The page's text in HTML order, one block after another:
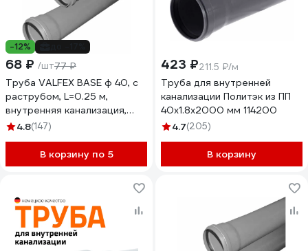
-12%
68 ₽ /шт77 ₽
Труба VALFEX BASE ф 40, с
раструбом, L=0.25 м,
внутренняя канализация,
толщина стенки 1.8
4.8(147)
В корзину по 5
423 ₽211.5 ₽/м
Труба для внутренней
канализации Политэк из ПП
40х1.8х2000 мм 114200
4.7(205)
В корзину